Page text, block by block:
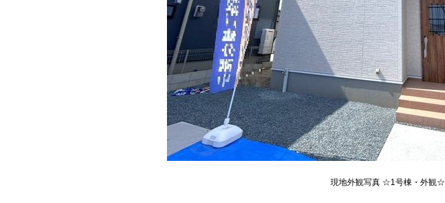
現地外観写真 ☆1号棟・外観☆